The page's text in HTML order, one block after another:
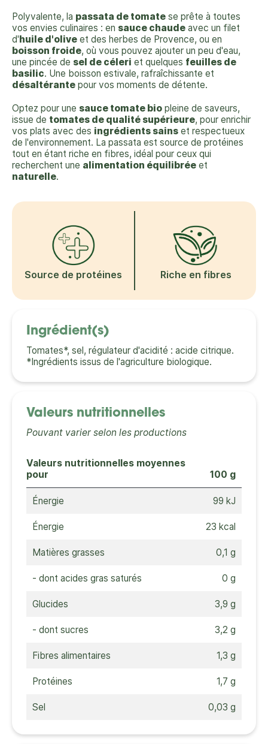
Polyvalente, la passata de tomate se prête à toutes
vos envies culinaires : en sauce chaude avec un filet
d' huile d'olive et des herbes de Provence, ou en
boisson froide, où vous pouvez ajouter un peu d'eau,
une pincée de sel de céleri et quelques feuilles de
basilic. Une boisson estivale, rafraîchissante et
désaltérante pour vos moments de détente.
Optez pour une sauce tomate bio pleine de saveurs,
issue de tomates de qualité supérieure, pour enrichir
vos plats avec des ingrédients sains et respectueux
de l'environnement. La passata est source de protéines
tout en étant riche en fibres, idéal pour ceux qui
recherchent une alimentation équilibrée et
naturelle.
Source de protéines Riche en fibres
Ingrédient(s)
Tomates*, sel, régulateur d'acidité : acide citrique.
*Ingrédients issus de l'agriculture biologique.
Valeurs nutritionnelles
Pouvant varier selon les productions
Valeurs nutritionnelles moyennes
pour
100 g
Énergie 99 kJ
Énergie 23 kcal
Matières grasses 0,1 g
- dont acides gras saturés 0 g
Glucides 3,9 g
- dont sucres 3,2 g
Fibres alimentaires 1,3 g
Protéines 1,7 g
Sel 0,03 g